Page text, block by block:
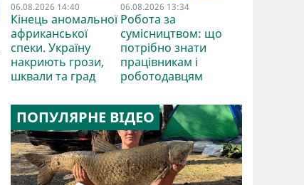
06.08.2026 14:40
Кінець аномальної
африканської
спеки. Україну
накриють грози,
шквали та град
06.08.2026 13:34
Робота за
сумісництвом: що
потрібно знати
працівникам і
роботодавцям
ПОПУЛЯРНЕ ВІДЕО